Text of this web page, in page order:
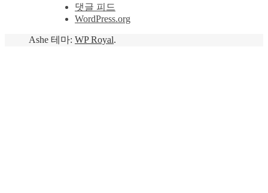
댓글 피드
WordPress.org
Ashe 테마: WP Royal.